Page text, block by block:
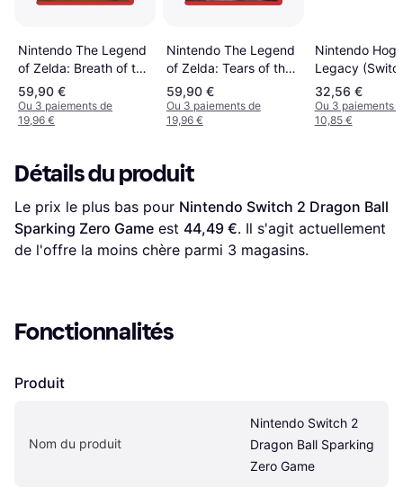
Nintendo The Legend
of Zelda: Breath of the
Wild Edition (Switch 2)
59,90 €
Ou 3 paiements de
19,96 €
Nintendo The Legend
of Zelda: Tears of the
Kingdom Edition
(Switch 2)
59,90 €
Ou 3 paiements de
19,96 €
Nintendo
Legacy
32,56 €
Ou 3 paiements
10,85 €
Détails du produit
Le prix le plus bas pour Nintendo Switch 2 Dragon Ball
Sparking Zero Game est 44,49 €. Il s'agit actuellement
de l'offre la moins chère parmi 3 magasins.
Fonctionnalités
Produit
Nom du produit
Nintendo Switch 2
Dragon Ball Sparking
Zero Game